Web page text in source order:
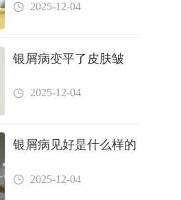
2025-12-04
银屑病变平了皮肤皱
2025-12-04
银屑病见好是什么样的
2025-12-04